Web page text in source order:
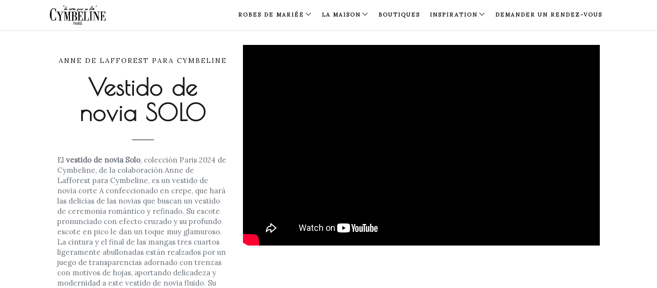
ROBES DE MARIÉE LA MAISON BOUTIQUES INSPIRATION DEMANDER UN RENDEZ-VOUS
ANNE DE LAFFOREST PARA CYMBELINE
Vestido de
novia SOLO
El vestido de novia Solo, colección Paris 2024 de
Cymbeline, de la colaboración Anne de
Lafforest para Cymbeline, es un vestido de
novia corte A confeccionado en crepe, que hará
las delicias de las novias que buscan un vestido
de ceremonia romántico y refinado. Su escote
pronunciado con efecto cruzado y su profundo
escote en pico le dan un toque muy glamuroso.
La cintura y el final de las mangas tres cuartos
ligeramente abullonadas están realzados por un
juego de transparencias adornado con trenzas
con motivos de hojas, aportando delicadeza y
modernidad a este vestido de novia fluido. Su